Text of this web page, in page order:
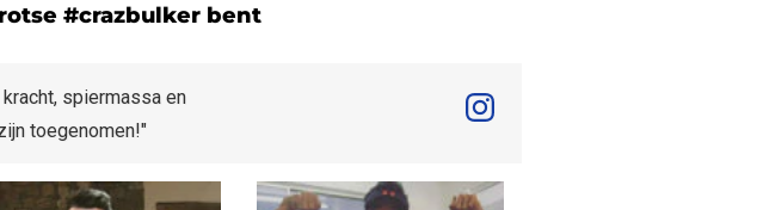
#crazbulker bent
spiermassa en
toegenomen!"
"Ik heb een paar sites bekeken maar CrazyBulk had alles